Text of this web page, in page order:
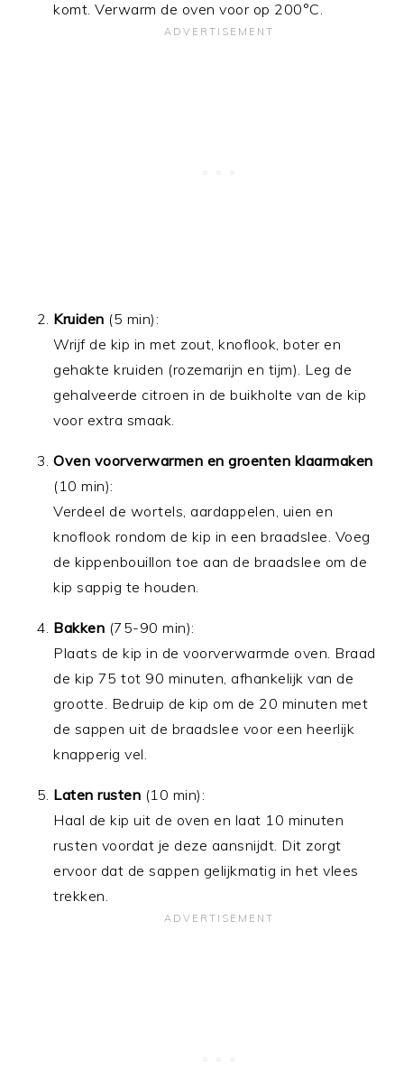
komt. Verwarm de oven voor op 200°C.
Kruiden (5 min):
Wrijf de kip in met zout, knoflook, boter en
gehakte kruiden (rozemarijn en tijm). Leg de
gehalveerde citroen in de buikholte van de kip
voor extra smaak.
Oven voorverwarmen en groenten klaarmaken
(10 min):
Verdeel de wortels, aardappelen, uien en
knoflook rondom de kip in een braadslee. Voeg
de kippenbouillon toe aan de braadslee om de
kip sappig te houden.
Bakken (75-90 min):
Plaats de kip in de voorverwarmde oven. Braad
de kip 75 tot 90 minuten, afhankelijk van de
grootte. Bedruip de kip om de 20 minuten met
de sappen uit de braadslee voor een heerlijk
knapperig vel.
Laten rusten (10 min):
Haal de kip uit de oven en laat 10 minuten
rusten voordat je deze aansnijdt. Dit zorgt
ervoor dat de sappen gelijkmatig in het vlees
trekken.